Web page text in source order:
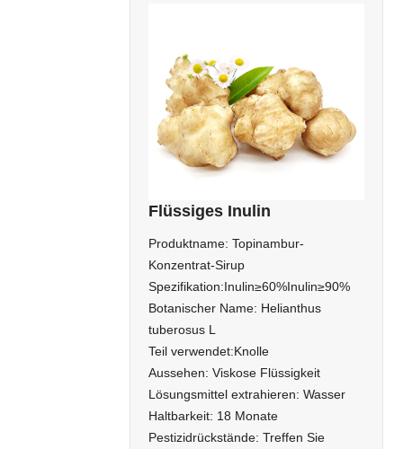
Flüssiges Inulin
Produktname: Topinambur-
Konzentrat-Sirup
Spezifikation:Inulin≥60%Inulin≥90%
Botanischer Name: Helianthus
tuberosus L
Teil verwendet:Knolle
Aussehen: Viskose Flüssigkeit
Lösungsmittel extrahieren: Wasser
Haltbarkeit: 18 Monate
Pestizidrückstände: Treffen Sie